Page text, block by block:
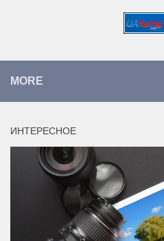
MORE
ИНТЕРЕСНОЕ